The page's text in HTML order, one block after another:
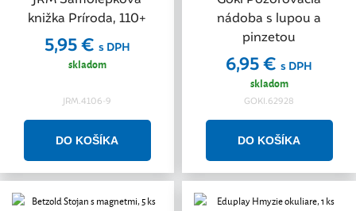
knižka Príroda, 110+
5,95 € s DPH
skladom
JRM.4106-9
nádoba s lupou a
pinzetou
6,95 € s DPH
skladom
GOKI.62928